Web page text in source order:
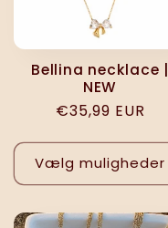
Bellina necklace |
NEW
Normalpris
€35,99 EUR
Vælg muligheder